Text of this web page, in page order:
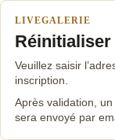
LIVEGALERIE
Veuillez saisir
inscription.
Après validation,
sera envoyé par